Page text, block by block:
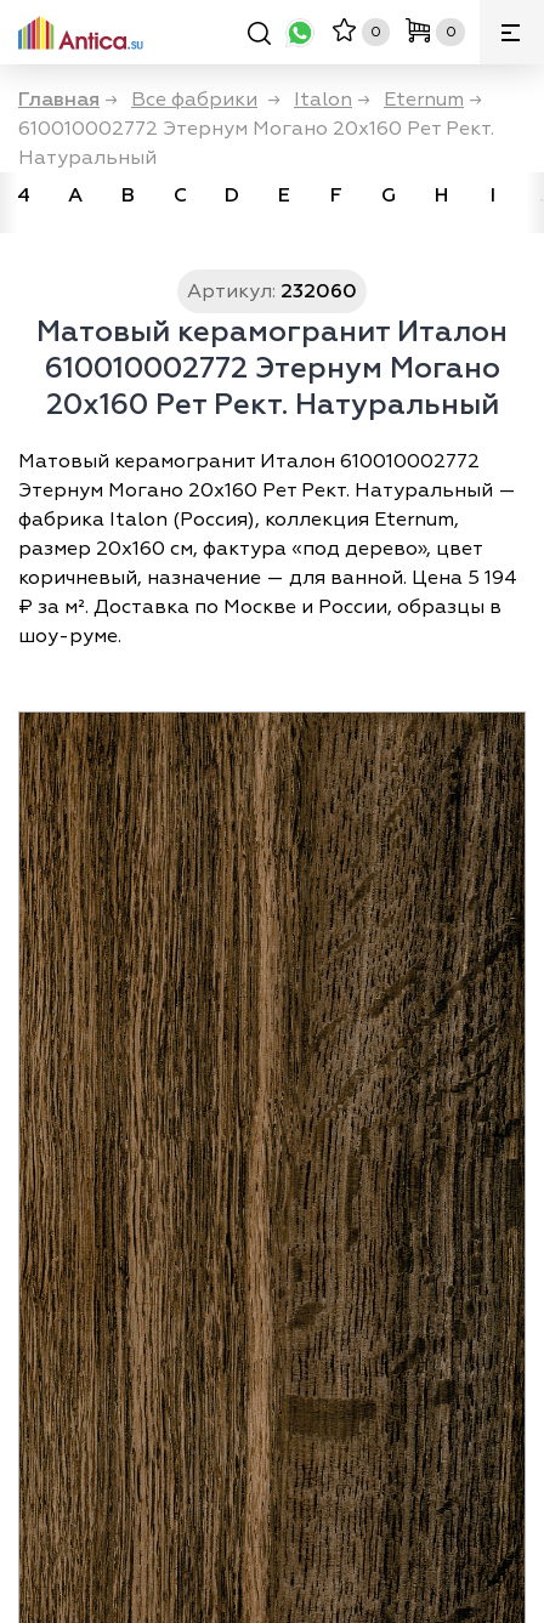
0 0
Главная → Все фабрики → Italon → Eternum →
610010002772 Этернум Могано 20х160 Рет Рект.
Натуральный
4
A B C D E F G H I
Артикул: 232060
Матовый керамогранит Италон
610010002772 Этернум Могано
20х160 Рет Рект. Натуральный
Матовый керамогранит Италон 610010002772
Этернум Могано 20х160 Рет Рект. Натуральный —
фабрика Italon (Россия), коллекция Eternum,
размер 20х160 см, фактура «под дерево», цвет
коричневый, назначение — для ванной. Цена 5 194
₽ за м². Доставка по Москве и России, образцы в
шоу-руме.